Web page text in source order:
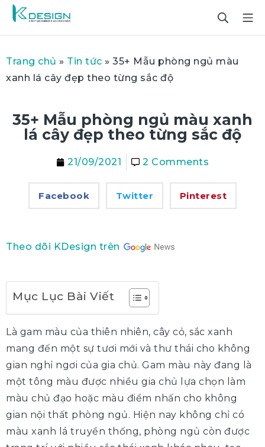
Trang chủ » Tin tức » 35+ Mẫu phòng ngủ màu
xanh lá cây đẹp theo từng sắc độ
35+ Mẫu phòng ngủ màu xanh
lá cây đẹp theo từng sắc độ
21/09/2021 2 Comments
Facebook Twitter Pinterest
Theo dõi KDesign trên
Mục Lục Bài Viết
Là gam màu của thiên nhiên, cây cỏ, sắc xanh
mang đến một sự tươi mới và thư thái cho không
gian nghỉ ngơi của gia chủ. Gam màu này đang là
một tông màu được nhiều gia chủ lựa chọn làm
màu chủ đạo hoặc màu điểm nhấn cho không
gian nội thất phòng ngủ. Hiện nay không chỉ có
màu xanh lá truyền thống, phòng ngủ còn được